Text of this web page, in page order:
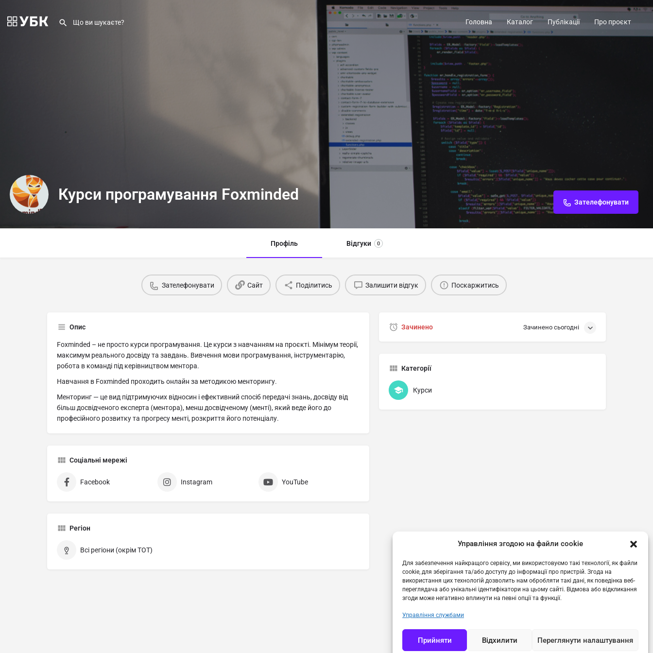
Управління згодою на файли cookie
Для забезпечення найкращого сервісу, ми використовуємо такі технології, як файли
cookie, для зберігання та/або доступу до інформації про пристрій. Згода на
використання цих технологій дозволить нам обробляти такі дані, як поведінка веб-
переглядача або унікальні ідентифікатори на цьому сайті. Відмова або відкликання
згоди може негативно вплинути на певні опції та функції.
Управління службами
Прийняти Відхилити Переглянути налаштування
Головна Каталог Публікації Про проєкт
Курси програмування Foxminded Зателефонувати
Профіль Відгуки 0
Зателефонувати Сайт Поділитись Залишити відгук Поскаржитись
Опис
Foxminded – не просто курси програмування. Це курси з навчанням на проєкті. Мінімум теорії,
максимум реального досвіду та завдань. Вивчення мови програмування, інструментарію,
робота в команді під керівництвом ментора.
Навчання в Foxminded проходить онлайн за методикою менторингу.
Менторинг — це вид підтримуючих відносин і ефективний спосіб передачі знань, досвіду від
більш досвідченого експерта (ментора), менш досвідченому (менті), який веде його до
професійного розвитку та прогресу менті, розкриття його потенціалу.
Соціальні мережі
Facebook Instagram YouTube
Регіон
Всі регіони (окрім ТОТ)
Зачинено Зачинено сьогодні
Категорії
Курси